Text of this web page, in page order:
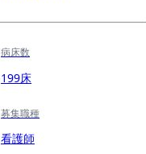
病床数
199床
募集職種
看護師